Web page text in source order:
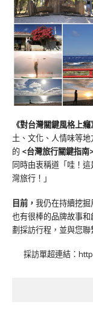
《對台灣關鍵風格上癮
土、文化、人情味等
的 <台灣旅行關鍵指南
同時由衷稱道「哇！
灣旅行！」
目前， 我仍在持續挖
也有很棒的品牌故事
劃採訪行程，並與您聯
採訪單超連結：